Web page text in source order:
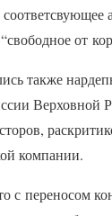
от
также
Верховной
компании.
с переносом